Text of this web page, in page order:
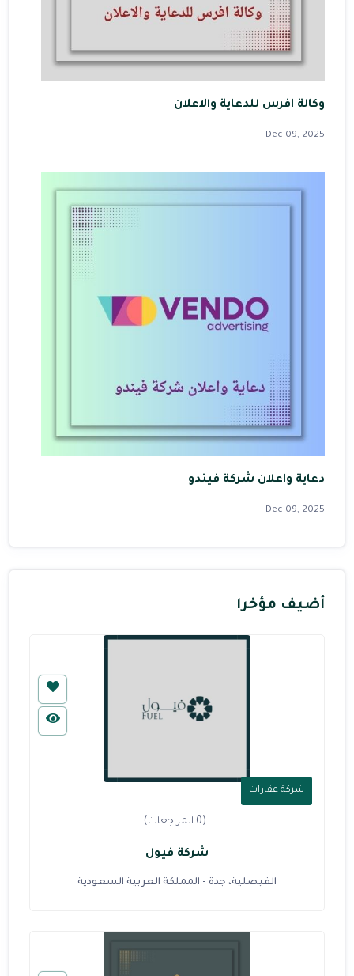
وكالة افرس للدعاية والاعلان
Dec 09, 2025
دعاية واعلان شركة فيندو
Dec 09, 2025
أضيف مؤخرا
شركة عقارات
(0 المراجعات)
شركة فيول
الفيصلية، جدة - المملكة العربية السعودية